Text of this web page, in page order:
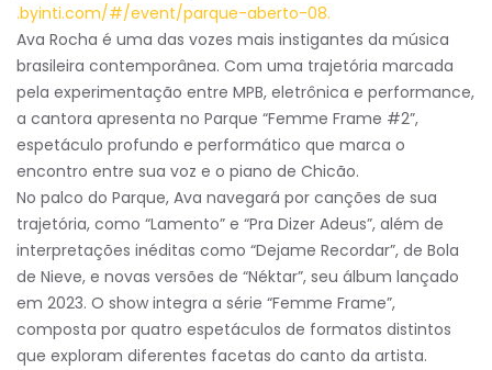
.byinti.com/#/event/parque-aberto-08.
Ava Rocha é uma das vozes mais instigantes da música
brasileira contemporânea. Com uma trajetória marcada
pela experimentação entre MPB, eletrônica e performance,
a cantora apresenta no Parque “Femme Frame #2”,
espetáculo profundo e performático que marca o
encontro entre sua voz e o piano de Chicão.
No palco do Parque, Ava navegará por canções de sua
trajetória, como “Lamento” e “Pra Dizer Adeus”, além de
interpretações inéditas como “Dejame Recordar”, de Bola
de Nieve, e novas versões de “Néktar”, seu álbum lançado
em 2023. O show integra a série “Femme Frame”,
composta por quatro espetáculos de formatos distintos
que exploram diferentes facetas do canto da artista.